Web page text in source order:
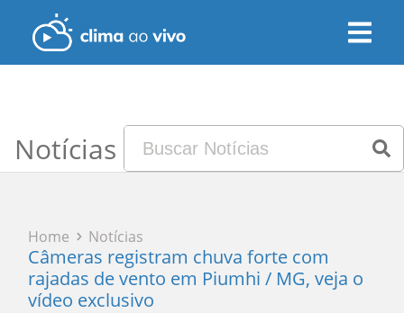
Notícias
Home Notícias
Câmeras registram chuva forte com
rajadas de vento em Piumhi / MG, veja o
vídeo exclusivo